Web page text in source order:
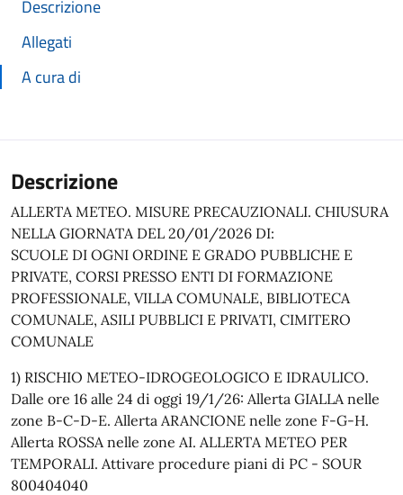
Descrizione
Allegati
A cura di
Descrizione
ALLERTA METEO. MISURE PRECAUZIONALI. CHIUSURA
NELLA GIORNATA DEL 20/01/2026 DI:
SCUOLE DI OGNI ORDINE E GRADO PUBBLICHE E
PRIVATE, CORSI PRESSO ENTI DI FORMAZIONE
PROFESSIONALE, VILLA COMUNALE, BIBLIOTECA
COMUNALE, ASILI PUBBLICI E PRIVATI, CIMITERO
COMUNALE
1) RISCHIO METEO-IDROGEOLOGICO E IDRAULICO.
Dalle ore 16 alle 24 di oggi 19/1/26: Allerta GIALLA nelle
zone B-C-D-E. Allerta ARANCIONE nelle zone F-G-H.
Allerta ROSSA nelle zone AI. ALLERTA METEO PER
TEMPORALI. Attivare procedure piani di PC - SOUR
800404040